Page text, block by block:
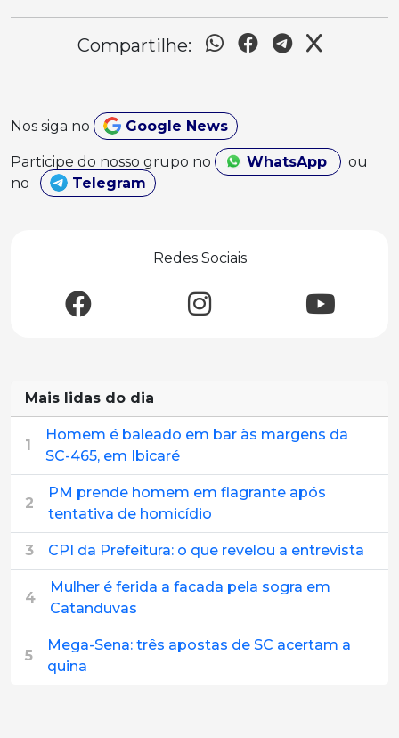
Compartilhe:
Nos siga no Google News
Participe do nosso grupo no WhatsApp
ou
no
Telegram
Redes Sociais
Mais lidas do dia
1
Homem é baleado em bar às margens da
SC-465, em Ibicaré
2
PM prende homem em flagrante após
tentativa de homicídio
3 CPI da Prefeitura: o que revelou a entrevista
4
Mulher é ferida a facada pela sogra em
Catanduvas
5
Mega-Sena: três apostas de SC acertam a
quina